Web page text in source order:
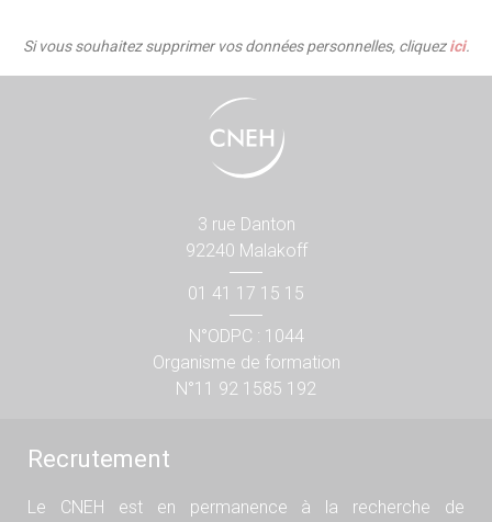
Si vous souhaitez supprimer vos données personnelles, cliquezici.
3 rue Danton
92240 Malakoff
01 41 17 15 15
N°ODPC : 1044
Organisme de formation
N°11 92 1585 192
Recrutement
Le CNEH est en permanence à la recherche de